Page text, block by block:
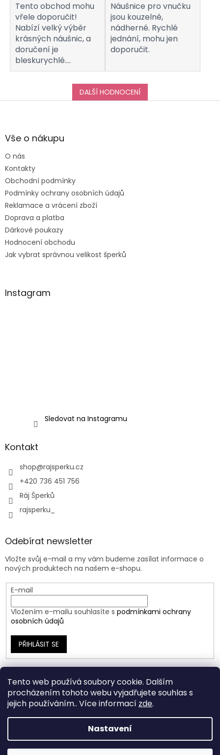
Tento web používá soubory cookie. Dalším
procházením tohoto webu vyjadřujete souhlas s
jejich používáním.. Více informací zde.
Nastavení
Tento obchod mohu
vřele doporučit!
Nabízí velký výběr
krásných náušnic, a
doručení je
bleskurychlé.
Komunikaci s
obchodem hodnotím
taktéž na jedničku!
Děkuji za vše, a určitě
Náušnice pro vnučku
jsou kouzelné,
nádherné. Rychlé
jednání, mohu jen
doporučit.
DALŠÍ HODNOCENÍ
Z
aVše o nákupu
O nás
Kontakty
Obchodní podmínky
Podmínky ochrany osobních údajů
Reklamace a vrácení zboží
Doprava a platba
Dárkové poukazy
Hodnocení obchodu
Jak vybrat správnou velikost šperků
Instagram
Sledovat na Instagramu
Kontakt
shop@rajsperku.cz
+420 736 451 756
Ráj Šperků
rajsperku_
Odebírat newsletter
Vložte svůj e-mail a my vám budeme zasílat informace o
nových produktech na našem e-shopu.
E-mail
Vložením e-mailu souhlasíte s podmínkami ochrany
osobních údajů
PŘIHLÁSIT SE
Vytvořil Shoptet